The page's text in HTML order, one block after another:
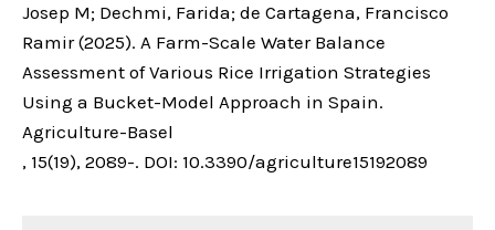
Josep M; Dechmi, Farida; de Cartagena, Francisco
Ramir (2025). A Farm-Scale Water Balance
Assessment of Various Rice Irrigation Strategies
Using a Bucket-Model Approach in Spain.
Agriculture-Basel
, 15(19), 2089-. DOI: 10.3390/agriculture15192089